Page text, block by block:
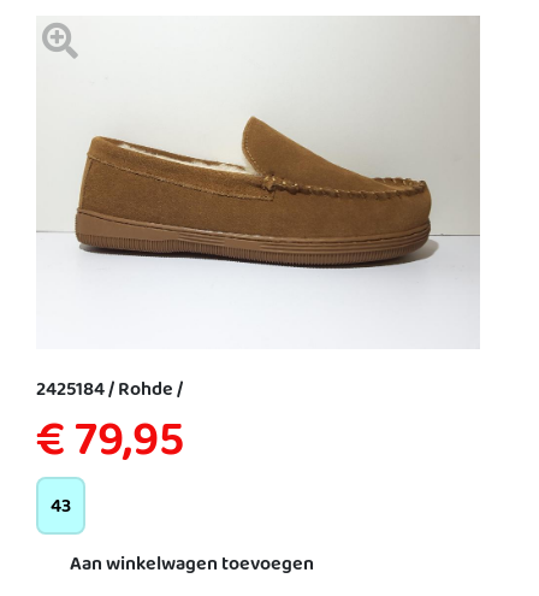
2425184 / Rohde /
€ 79,95
43
Aan winkelwagen toevoegen